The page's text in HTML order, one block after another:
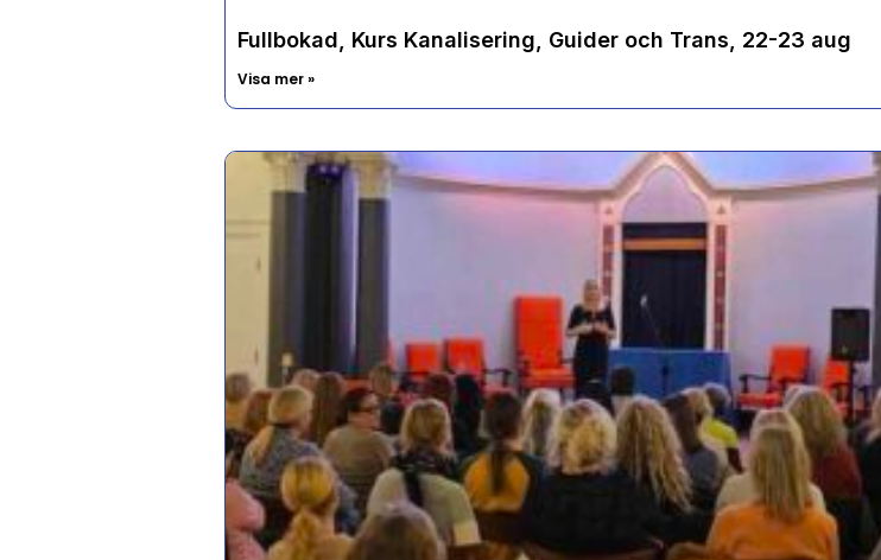
Fullbokad, Kurs Kanalisering, Guider och Trans, 22-23 aug
Visa mer »